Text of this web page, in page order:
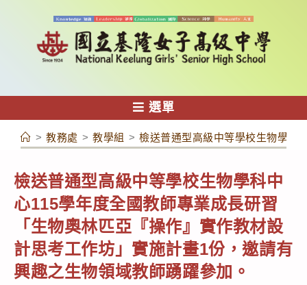
容
選單
> 教務處 > 教學組 > 檢送普通型高級中等學校生物學科
檢送普通型高級中等學校生物學科中
心115學年度全國教師專業成長研習
「生物奧林匹亞『操作』實作教材設
計思考工作坊」實施計畫1份，邀請有
興趣之生物領域教師踴躍參加。